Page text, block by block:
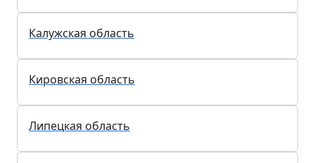
Калужская область
Кировская область
Липецкая область